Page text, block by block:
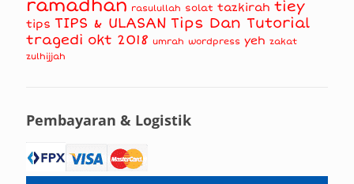
ramadhan rasulullah solat tazkirah tiey
tips TIPS & ULASAN Tips Dan Tutorial
tragedi okt 2018 umrah wordpress yeh zakat
zulhijjah
Pembayaran & Logistik